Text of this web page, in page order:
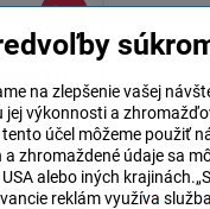
33%
G21
na zlepšenie vašej
jej výkonnosti a
účel môžeme použiť
zhromaždené údaje sa
alebo iných
reklám využíva služba